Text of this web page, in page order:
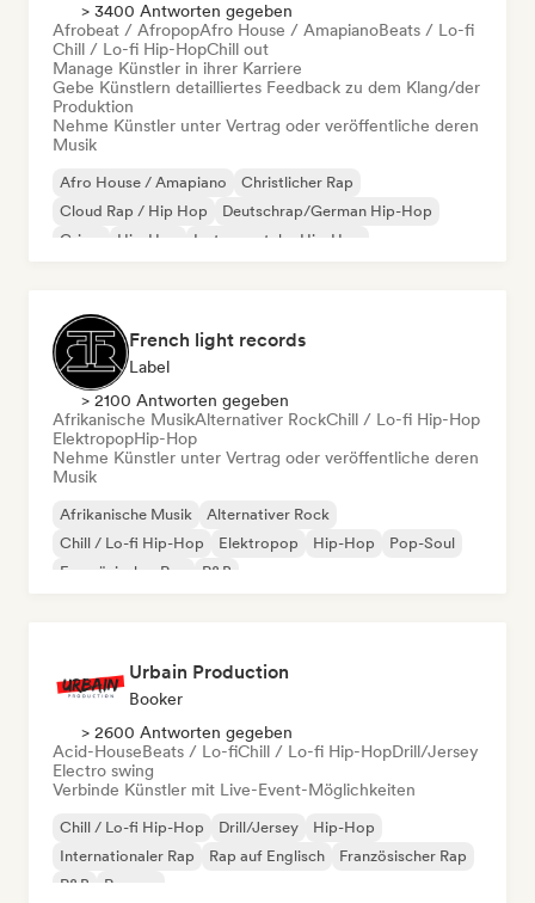
> 3400 Antworten gegeben
Afrobeat / AfropopAfro House / AmapianoBeats / Lo-fi
Chill / Lo-fi Hip-HopChill out
Manage Künstler in ihrer Karriere
Gebe Künstlern detailliertes Feedback zu dem Klang/der
Produktion
Nehme Künstler unter Vertrag oder veröffentliche deren
Musik
Afro House / Amapiano
Christlicher Rap
Cloud Rap / Hip Hop
Deutschrap/German Hip-Hop
Grime
Hip-Hop
Instrumentaler Hip-Hop
French light records
Label
> 2100 Antworten gegeben
Afrikanische MusikAlternativer RockChill / Lo-fi Hip-Hop
ElektropopHip-Hop
Nehme Künstler unter Vertrag oder veröffentliche deren
Musik
Afrikanische Musik
Alternativer Rock
Chill / Lo-fi Hip-Hop
Elektropop Hip-Hop
Pop-Soul
Französischer Rap
R&B
Urbain Production
Booker
> 2600 Antworten gegeben
Acid-HouseBeats / Lo-fiChill / Lo-fi Hip-HopDrill/Jersey
Electro swing
Verbinde Künstler mit Live-Event-Möglichkeiten
Chill / Lo-fi Hip-Hop Drill/Jersey
Hip-Hop
Internationaler Rap
Rap auf Englisch
Französischer Rap
R&B
Reggae